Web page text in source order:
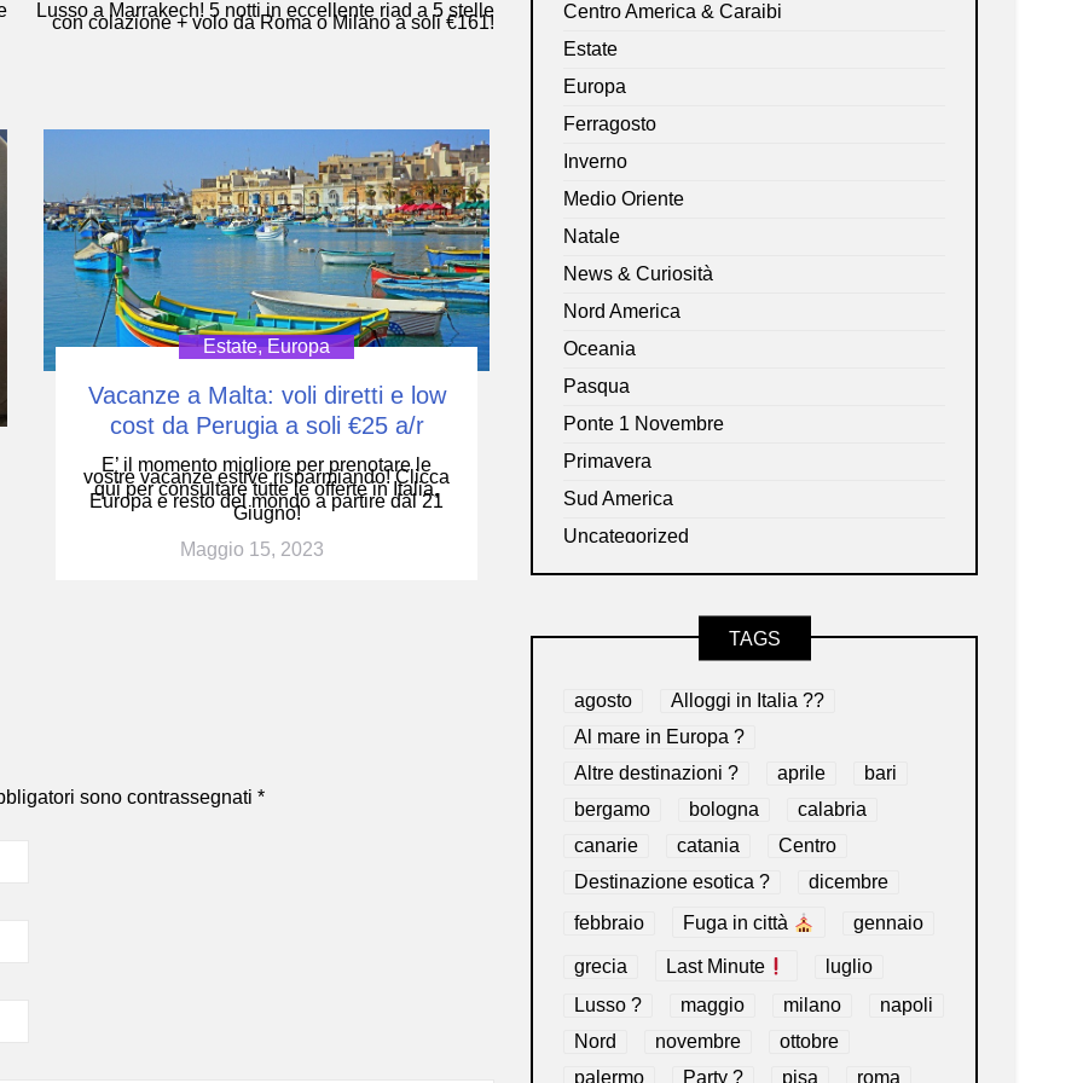
Lusso a Marrakech! 5 notti in eccellente riad a 5 stelle
con colazione + volo da Roma o Milano a soli €161!
Estate,Europa
Vacanze a Malta: voli diretti e low
cost da Perugia a soli €25 a/r
E’ il momento migliore per prenotare le
vostre vacanze estive risparmiando! Clicca
qui per consultare tutte le offerte in Italia,
Europa e resto del mondo a partire dal 21
Giugno!
Maggio 15, 2023
sono contrassegnati *
Centro America & Caraibi
Estate
Europa
Ferragosto
Inverno
Medio Oriente
Natale
News & Curiosità
Nord America
Oceania
Pasqua
Ponte 1 Novembre
Primavera
Sud America
Uncategorized
TAGS
agosto
Alloggi in Italia ??
Al mare in Europa ?️
Altre destinazioni ?
aprile
bari
bergamo
bologna
calabria
canarie
catania
Centro
Destinazione esotica ?
dicembre
febbraio Fuga in città gennaio
grecia Last Minute
luglio
Lusso ?
maggio milano
napoli
Nord
novembre
ottobre
palermo
Party ? pisa roma